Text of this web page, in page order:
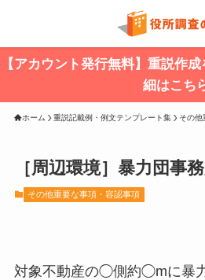
【アカウント発行無料】重説作
細はこち
ホーム 重説記載例・例文テンプレート集 その他
［周辺環境］暴力団事
その他重要な事項・容認事項
対象不動産の◯側約◯mに暴